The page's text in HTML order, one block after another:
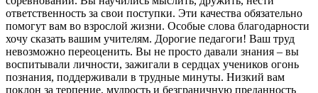
ответственность за свои поступки. Эти качества обязательно
помогут вам во взрослой жизни. Особые слова благодарности
хочу сказать вашим учителям. Дорогие педагоги! Ваш труд
невозможно переоценить. Вы не просто давали знания – вы
воспитывали личности, зажигали в сердцах учеников огонь
познания, поддерживали в трудные минуты. Низкий вам
поклон за терпение, мудрость и безграничную преданность